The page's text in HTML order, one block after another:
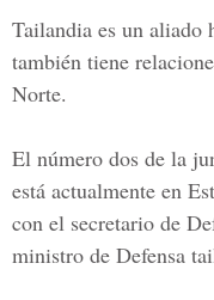
Tailandia es un aliado
también tiene
Norte.
El número dos de la
está actualmente en
con el secretario de
ministro de Defensa